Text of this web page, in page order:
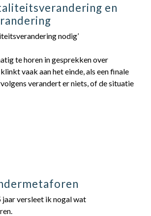
en
nodig’
te horen in gesprekken over
vaak aan het einde, als een finale
verandert er niets, of de situatie
jaar versleet ik nogal wat